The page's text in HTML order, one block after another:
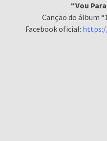
“Vou
Canção do álbum
Facebook oficial: